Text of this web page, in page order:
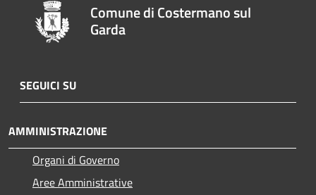
Comune di Costermano sul
Garda
SEGUICI SU
AMMINISTRAZIONE
Organi di Governo
Aree Amministrative